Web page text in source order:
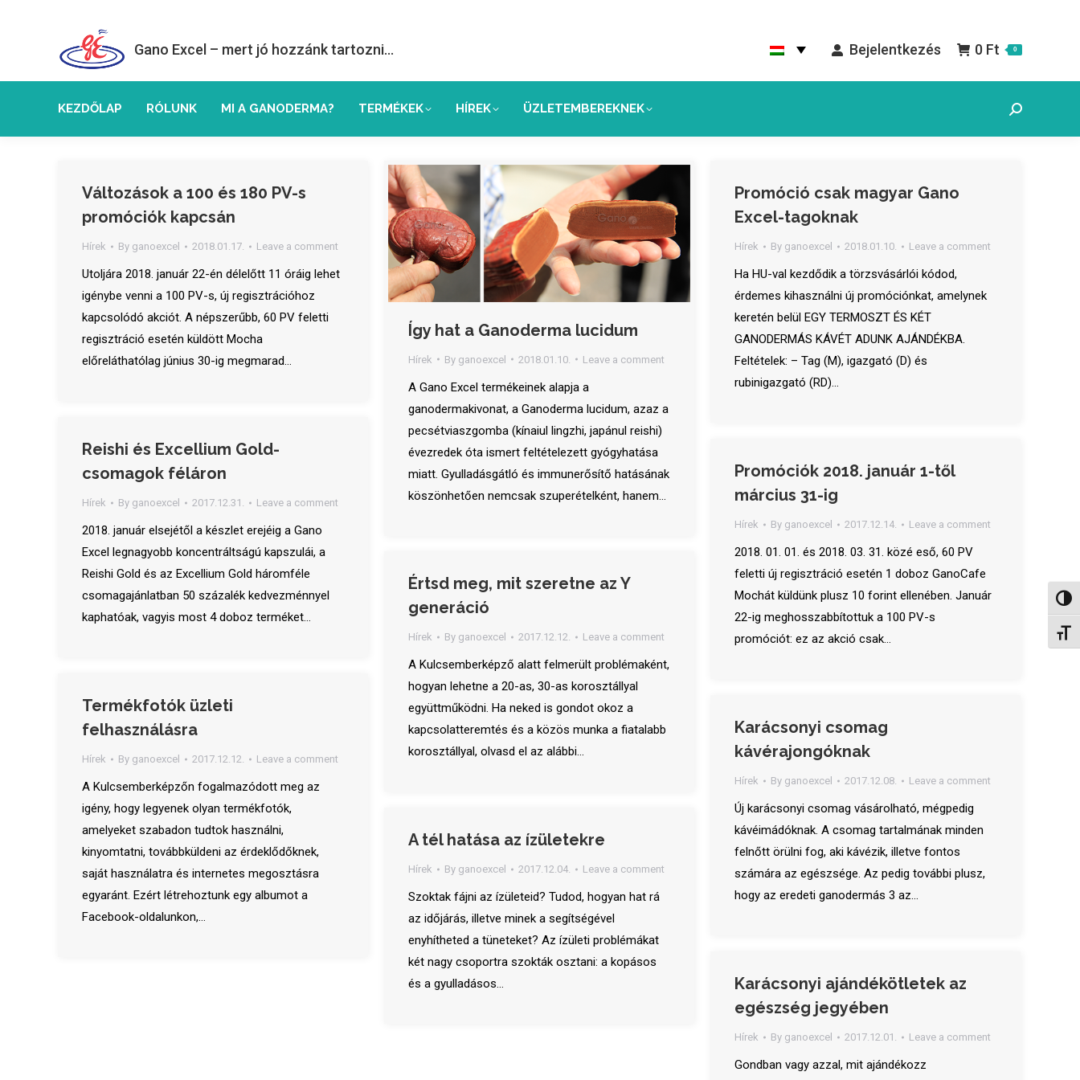
Gano Excel – mert jó hozzánk tartozni… Bejelentkezés 0 Ft 0
KEZDŐLAP RÓLUNK MI A GANODERMA? TERMÉKEK HÍREK ÜZLETEMBEREKNEK Search:
Változások a 100 és 180 PV-s
promóciók kapcsán
Hírek By ganoexcel 2018.01.17. Leave a comment
Utoljára 2018. január 22-én délelőtt 11 óráig lehet
igénybe venni a 100 PV-s, új regisztrációhoz
kapcsolódó akciót. A népszerűbb, 60 PV feletti
regisztráció esetén küldött Mocha
előreláthatólag június 30-ig megmarad…
Így hat a Ganoderma lucidum
Hírek By ganoexcel 2018.01.10. Leave a comment
A Gano Excel termékeinek alapja a
ganodermakivonat, a Ganoderma lucidum, azaz a
pecsétviaszgomba (kínaiul lingzhi, japánul reishi)
évezredek óta ismert feltételezett gyógyhatása
miatt. Gyulladásgátló és immunerősítő hatásának
köszönhetően nemcsak szuperételként, hanem…
Promóció csak magyar Gano
Excel-tagoknak
Hírek By ganoexcel 2018.01.10. Leave a comment
Ha HU-val kezdődik a törzsvásárlói kódod,
érdemes kihasználni új promóciónkat, amelynek
keretén belül EGY TERMOSZT ÉS KÉT
GANODERMÁS KÁVÉT ADUNK AJÁNDÉKBA.
Feltételek: – Tag (M), igazgató (D) és
rubinigazgató (RD)…
Reishi és Excellium Gold-
csomagok féláron
Hírek By ganoexcel 2017.12.31. Leave a comment
2018. január elsejétől a készlet erejéig a Gano
Excel legnagyobb koncentráltságú kapszulái, a
Reishi Gold és az Excellium Gold háromféle
csomagajánlatban 50 százalék kedvezménnyel
kaphatóak, vagyis most 4 doboz terméket…
Promóciók 2018. január 1-től
március 31-ig
Hírek By ganoexcel 2017.12.14. Leave a comment
2018. 01. 01. és 2018. 03. 31. közé eső, 60 PV
feletti új regisztráció esetén 1 doboz GanoCafe
Mochát küldünk plusz 10 forint ellenében. Január
22-ig meghosszabbítottuk a 100 PV-s
promóciót: ez az akció csak…
Értsd meg, mit szeretne az Y
generáció
Hírek By ganoexcel 2017.12.12. Leave a comment
A Kulcsemberképző alatt felmerült problémaként,
hogyan lehetne a 20-as, 30-as korosztállyal
együttműködni. Ha neked is gondot okoz a
kapcsolatteremtés és a közös munka a fiatalabb
korosztállyal, olvasd el az alábbi…
Termékfotók üzleti
felhasználásra
Hírek By ganoexcel 2017.12.12. Leave a comment
A Kulcsemberképzőn fogalmazódott meg az
igény, hogy legyenek olyan termékfotók,
amelyeket szabadon tudtok használni,
kinyomtatni, továbbküldeni az érdeklődőknek,
saját használatra és internetes megosztásra
egyaránt. Ezért létrehoztunk egy albumot a
Facebook-oldalunkon,…
Karácsonyi csomag
kávérajongóknak
Hírek By ganoexcel 2017.12.08. Leave a comment
Új karácsonyi csomag vásárolható, mégpedig
kávéimádóknak. A csomag tartalmának minden
felnőtt örülni fog, aki kávézik, illetve fontos
számára az egészsége. Az pedig további plusz,
hogy az eredeti ganodermás 3 az…
A tél hatása az ízületekre
Hírek By ganoexcel 2017.12.04. Leave a comment
Szoktak fájni az ízületeid? Tudod, hogyan hat rá
az időjárás, illetve minek a segítségével
enyhítheted a tüneteket? Az ízületi problémákat
két nagy csoportra szokták osztani: a kopásos
és a gyulladásos…
Karácsonyi ajándékötletek az
egészség jegyében
Hírek By ganoexcel 2017.12.01. Leave a comment
Gondban vagy azzal, mit ajándékozz